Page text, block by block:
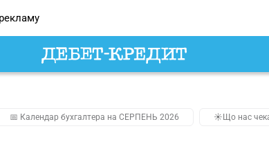
📅 Календар бухгалтера на СЕРПЕНЬ 2026 ☀️Що нас